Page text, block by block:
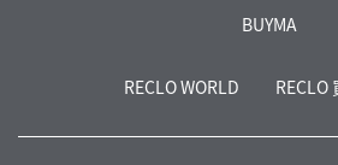
BUYMA
RECLO WORLD RECLO